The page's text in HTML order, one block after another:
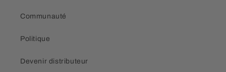
Communauté
Politique
Devenir distributeur